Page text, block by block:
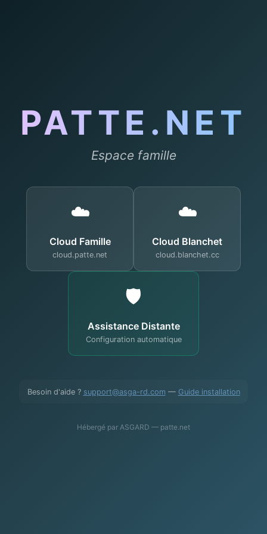
PATTE.NET
Espace famille
☁️
Cloud Famille
cloud.patte.net
☁️
Cloud Blanchet
cloud.blanchet.cc
🛡️
Assistance Distante
Configuration automatique
Besoin d'aide ? support@asga-rd.com — Guide installation
Hébergé par ASGARD — patte.net